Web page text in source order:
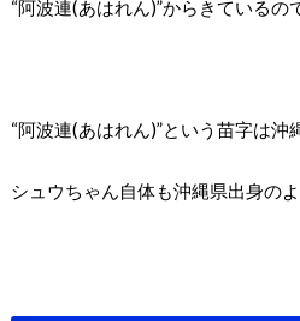
“阿波連(あはれん)”からきているの
“阿波連(あはれん)”という苗字は沖
シュウちゃん自体も沖縄県出身のよ